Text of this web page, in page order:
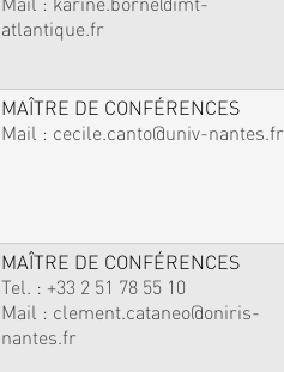
atlantique.fr
MAÎTRE DE CONFÉRENCES
Mail : cecile.canto@univ-nantes.fr
MAÎTRE DE CONFÉRENCES
Tel. : +33 2 51 78 55 10
Mail : clement.cataneo@oniris-
nantes.fr